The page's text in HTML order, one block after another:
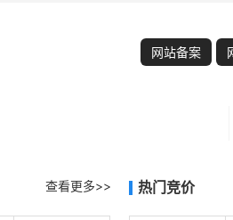
网站备案
查看更多>> 热门竞价